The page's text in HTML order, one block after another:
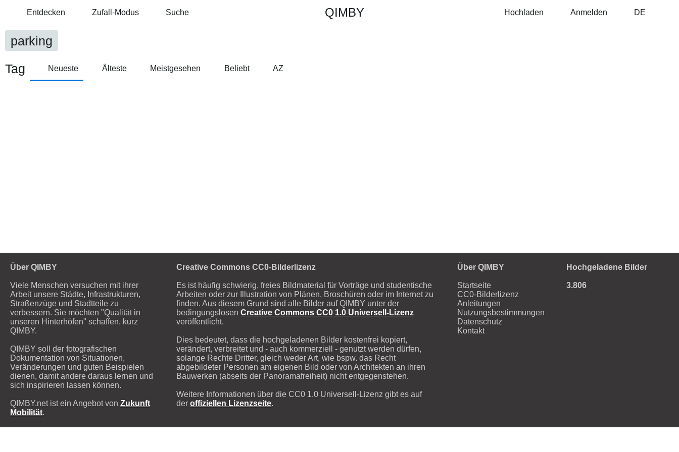
QIMBY
Entdecken Zufall-Modus Suche Hochladen Anmelden DE
parking
Tag
Neueste Älteste Meistgesehen Beliebt AZ
Über QIMBY
Viele Menschen versuchen mit ihrer
Arbeit unsere Städte, Infrastrukturen,
Straßenzüge und Stadtteile zu
verbessern. Sie möchten "Qualität in
unseren Hinterhöfen" schaffen, kurz
QIMBY.
QIMBY soll der fotografischen
Dokumentation von Situationen,
Veränderungen und guten Beispielen
dienen, damit andere daraus lernen und
sich inspirieren lassen können.
QIMBY.net ist ein Angebot von Zukunft
Mobilität.
Creative Commons CC0-Bilderlizenz
Es ist häufig schwierig, freies Bildmaterial für Vorträge und studentische
Arbeiten oder zur Illustration von Plänen, Broschüren oder im Internet zu
finden. Aus diesem Grund sind alle Bilder auf QIMBY unter der
bedingungslosenCreative Commons CC0 1.0 Universell-Lizenz
veröffentlicht.
Dies bedeutet, dass die hochgeladenen Bilder kostenfrei kopiert,
verändert, verbreitet und - auch kommerziell - genutzt werden dürfen,
solange Rechte Dritter, gleich weder Art, wie bspw. das Recht
abgebildeter Personen am eigenen Bild oder von Architekten an ihren
Bauwerken (abseits der Panoramafreiheit) nicht entgegenstehen.
Weitere Informationen über die CC0 1.0 Universell-Lizenz gibt es auf
deroffiziellen Lizenzseite.
Über QIMBY
Startseite
CC0-Bilderlizenz
Anleitungen
Nutzungsbestimmungen
Datenschutz
Kontakt
Hochgeladene Bilder
3.806